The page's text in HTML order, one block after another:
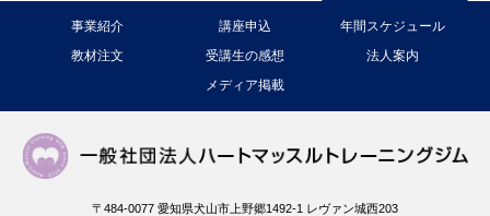
事業紹介 講座申込
年間スケジュール
教材注文
受講生の感想
法人案内
メディア掲載
〒484-0077 愛知県犬山市上野郷1492-1 レヴァン城西203